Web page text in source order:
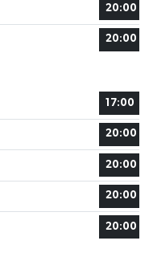
20:00
20:00
17:00
20:00
20:00
20:00
20:00